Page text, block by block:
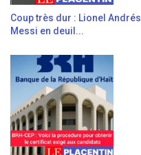
Coup très dur : Lionel Andrés
Messi en deuil...